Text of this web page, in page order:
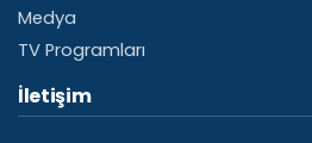
Medya
TV Programları
İletişim